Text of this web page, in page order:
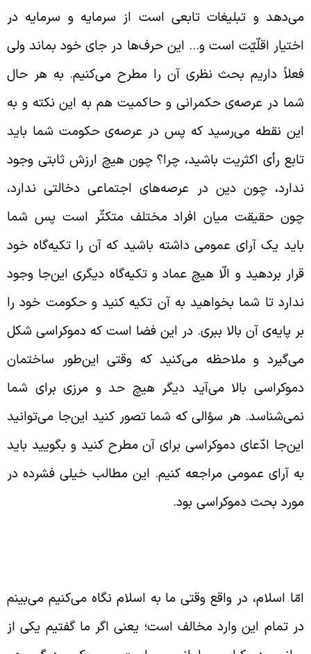
و تبلیغات تابعی است از سرمایه و سرمایه در
اقلّیّت است و… این حرف‌ها در جای خود بماند ولی
داریم بحث نظری آن را مطرح می‌کنیم. به هر حال
در عرصه‌ی حکمرانی و حاکمیت هم به این نکته و به
نقطه می‌رسید که پس در عرصه‌ی حکومت شما باید
رأی اکثریت باشید، چرا؟ چون هیچ ارزش ثابتی وجود
چون دین در عرصه‌های اجتماعی دخالتی ندارد،
حقیقت میان افراد مختلف متکثّر است پس شما
یک آرای عمومی داشته باشید که آن را تکیه‌گاه خود
بردهید و الّا هیچ عماد و تکیه‌گاه دیگری این‌جا وجود
تا شما بخواهید به آن تکیه کنید و حکومت خود را
پایه‌ی آن بالا ببری. در این فضا است که دموکراسی شکل
و ملاحظه می‌کنید که وقتی این‌طور ساختمان
بالا می‌آید دیگر هیچ حد و مرزی برای شما
هر سؤالی که شما تصور کنید این‌جا می‌توانید
ادّعای دموکراسی برای آن مطرح کنید و بگویید باید
آرای عمومی مراجعه کنیم. این مطالب خیلی فشرده در
بحث دموکراسی بود.
اسلام، در واقع وقتی ما به اسلام نگاه می‌کنیم می‌بینم
تمام این وارد مخالف است؛ یعنی اگر ما گفتیم یکی از